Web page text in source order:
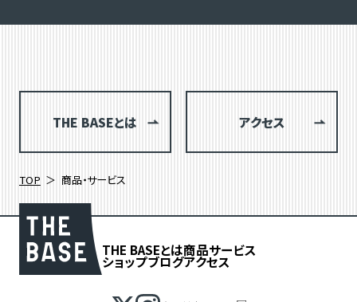
THE BASEとは アクセス
TOP 商品・サービス
THE BASEとは商品サービス
ショップブログアクセス